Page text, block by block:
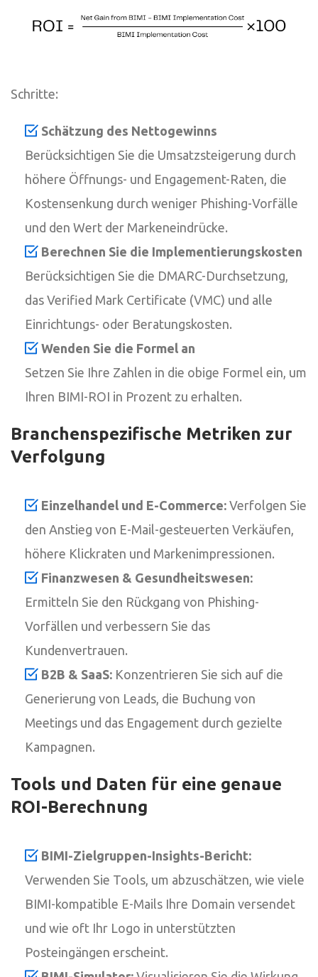
Schritte:
Schätzung des Nettogewinns
Berücksichtigen Sie die Umsatzsteigerung durch
höhere Öffnungs- und Engagement-Raten, die
Kostensenkung durch weniger Phishing-Vorfälle
und den Wert der Markeneindrücke.
Berechnen Sie die Implementierungskosten
Berücksichtigen Sie die DMARC-Durchsetzung,
das Verified Mark Certificate (VMC) und alle
Einrichtungs- oder Beratungskosten.
Wenden Sie die Formel an
Setzen Sie Ihre Zahlen in die obige Formel ein, um
Ihren BIMI-ROI in Prozent zu erhalten.
Branchenspezifische Metriken zur
Verfolgung
Einzelhandel und E-Commerce: Verfolgen Sie
den Anstieg von E-Mail-gesteuerten Verkäufen,
höhere Klickraten und Markenimpressionen.
Finanzwesen & Gesundheitswesen:
Ermitteln Sie den Rückgang von Phishing-
Vorfällen und verbessern Sie das
Kundenvertrauen.
B2B & SaaS: Konzentrieren Sie sich auf die
Generierung von Leads, die Buchung von
Meetings und das Engagement durch gezielte
Kampagnen.
Tools und Daten für eine genaue
ROI-Berechnung
BIMI-Zielgruppen-Insights-Bericht:
Verwenden Sie Tools, um abzuschätzen, wie viele
BIMI-kompatible E-Mails Ihre Domain versendet
und wie oft Ihr Logo in unterstützten
Posteingängen erscheint.